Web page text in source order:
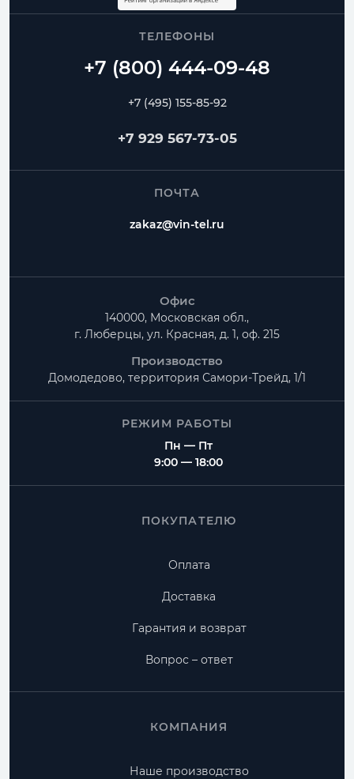
ТЕЛЕФОНЫ
+7 (495) 155-85-92
+7 929 567-73-05
ПОЧТА
zakaz@vin-tel.ru
Офис
140000, Московская обл.,
г. Люберцы, ул. Красная, д. 1, оф. 215
Производство
Домодедово, территория Самори-Трейд, 1/1
РЕЖИМ РАБОТЫ
Пн — Пт
9:00 — 18:00
ПОКУПАТЕЛЮ
Оплата
Доставка
Гарантия и возврат
Вопрос – ответ
КОМПАНИЯ
Наше производство